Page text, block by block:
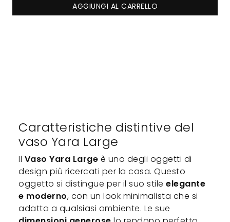
Caratteristiche distintive del
vaso Yara Large
Il Vaso Yara Large è uno degli oggetti di
design più ricercati per la casa. Questo
oggetto si distingue per il suo stile elegante
e moderno, con un look minimalista che si
adatta a qualsiasi ambiente. Le sue
AGGIUNGI AL CARRELLO